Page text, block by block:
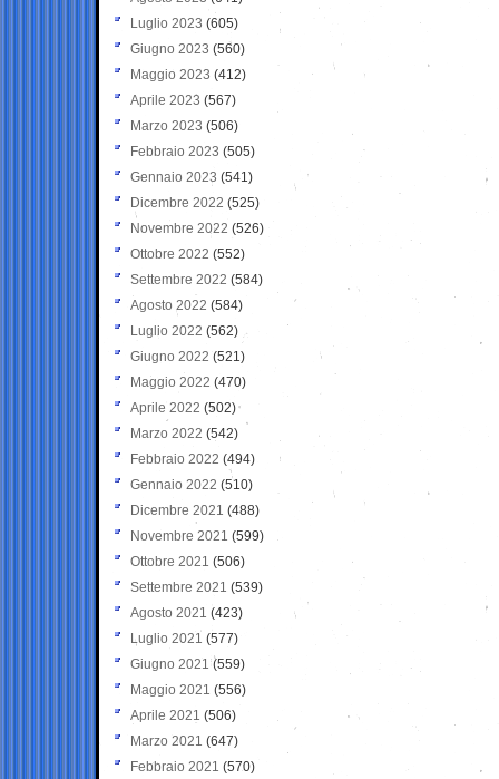
Luglio 2023 (605)
Giugno 2023 (560)
Maggio 2023 (412)
Aprile 2023 (567)
Marzo 2023 (506)
Febbraio 2023 (505)
Gennaio 2023 (541)
Dicembre 2022 (525)
Novembre 2022 (526)
Ottobre 2022 (552)
Settembre 2022 (584)
Agosto 2022 (584)
Luglio 2022 (562)
Giugno 2022 (521)
Maggio 2022 (470)
Aprile 2022 (502)
Marzo 2022 (542)
Febbraio 2022 (494)
Gennaio 2022 (510)
Dicembre 2021 (488)
Novembre 2021 (599)
Ottobre 2021 (506)
Settembre 2021 (539)
Agosto 2021 (423)
Luglio 2021 (577)
Giugno 2021(559)
Maggio 2021 (556)
Aprile 2021 (506)
Marzo 2021 (647)
Febbraio 2021 (570)